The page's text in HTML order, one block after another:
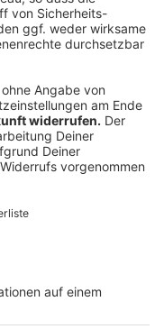
werden.
sich schon vorher
zukommen. Die
eine
Sozialdezernent
davon, dass
mache, auf Kosten
Sozialdezernent
Land den
zahlen.